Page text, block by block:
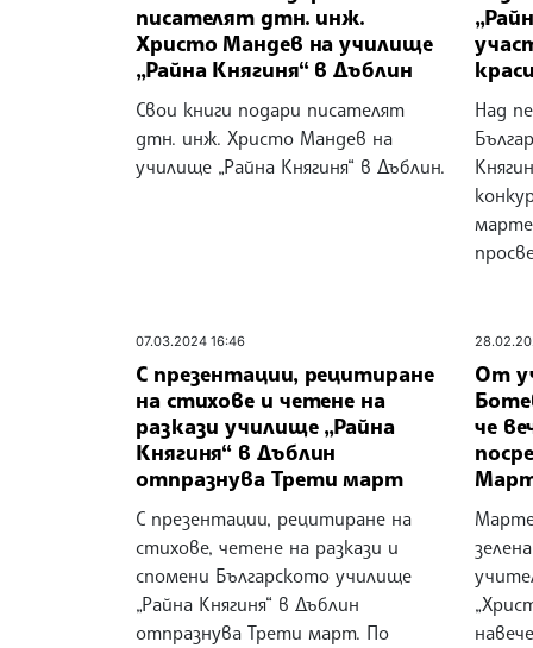
писателят дтн. инж.
Христо Мандев на училище
„Райна Княгиня“ в Дъблин
Свои книги подари писателят
дтн. инж. Христо Мандев на
училище „Райна Княгиня“ в Дъблин.
Над
07.03.2024 16:46
С презентации, рецитиране
на стихове и четене на
разкази училище „Райна
Княгиня“ в Дъблин
отпразнува Трети март
С презентации, рецитиране на
стихове, четене на разкази и
спомени Българското училище
„Райна Княгиня“ в Дъблин
отпразнува Трети март. По
От
че